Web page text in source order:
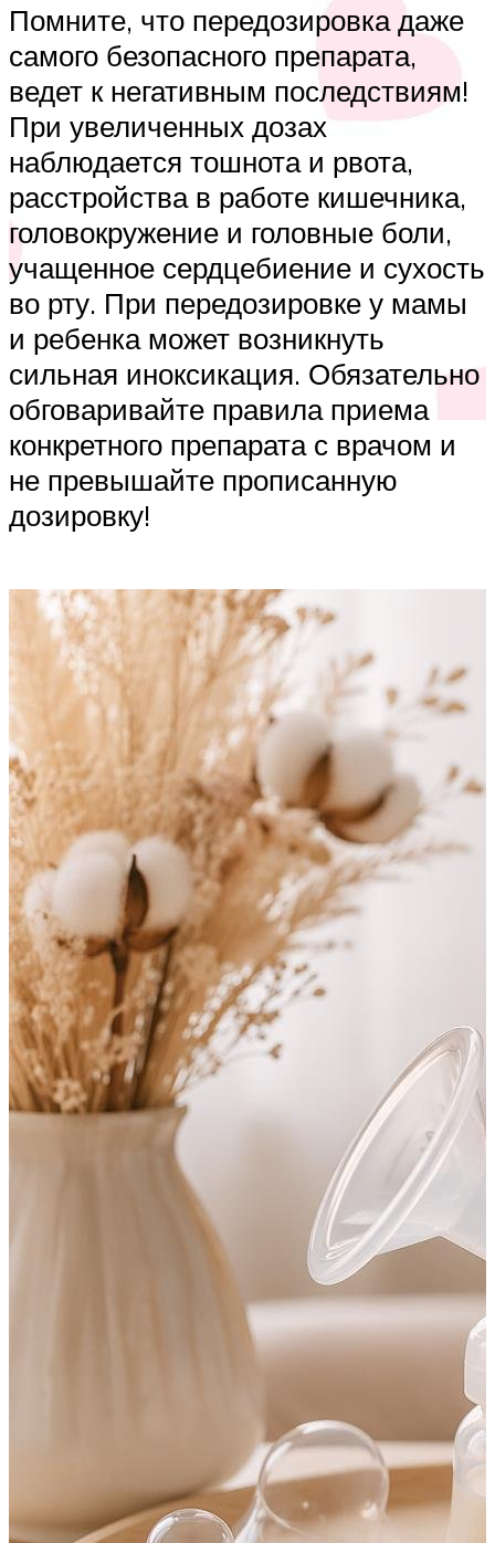
Помните, что передозировка даже
самого безопасного препарата,
ведет к негативным последствиям!
При увеличенных дозах
наблюдается тошнота и рвота,
расстройства в работе кишечника,
головокружение и головные боли,
учащенное сердцебиение и сухость
во рту. При передозировке у мамы
и ребенка может возникнуть
сильная иноксикация. Обязательно
обговаривайте правила приема
конкретного препарата с врачом и
не превышайте прописанную
дозировку!